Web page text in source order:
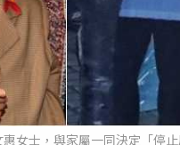
女士，與家屬一同決定「停